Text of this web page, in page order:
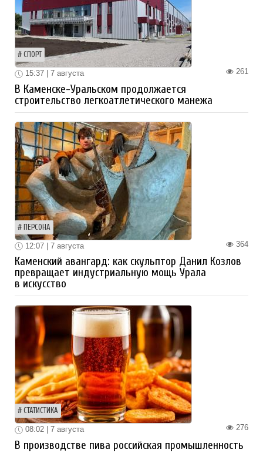
СПОРТ
261
15:37 | 7 августа
В Каменске-Уральском продолжается
строительство легкоатлетического манежа
ПЕРСОНА
364
12:07 | 7 августа
Каменский авангард: как скульптор Данил Козлов
превращает индустриальную мощь Урала
в искусство
СТАТИСТИКА
276
08:02 | 7 августа
В производстве пива российская промышленность